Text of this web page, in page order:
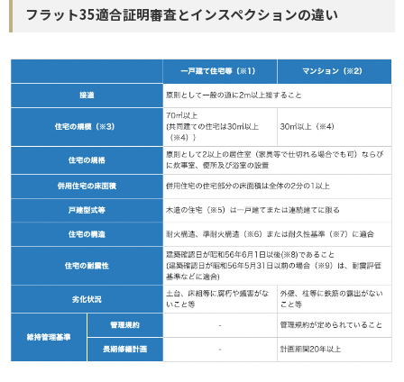
フラット35適合証明審査とインスペクションの違い